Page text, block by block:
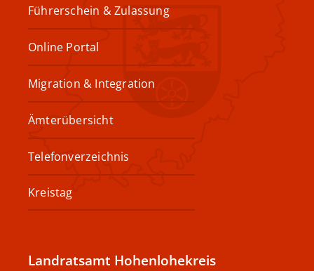
Führerschein & Zulassung
Online Portal
Migration & Integration
Ämterübersicht
Telefonverzeichnis
Kreistag
Landratsamt Hohenlohekreis